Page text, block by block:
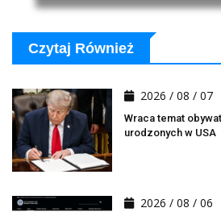
Czytaj Również
2026 / 08 / 07
Wraca temat
urodzonych w USA
2026 / 08 / 06